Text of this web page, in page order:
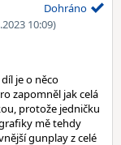
10:09)
Dohráno
je o něco
zapomněl jak celá
protože jedničku
mě tehdy
gunplay z celé